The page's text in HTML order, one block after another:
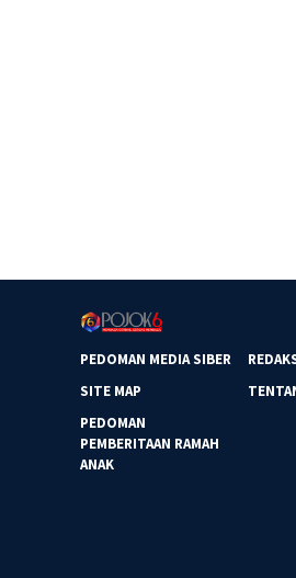
PEDOMAN MEDIA SIBER
SITE MAP
PEDOMAN
PEMBERITAAN RAMAH
ANAK